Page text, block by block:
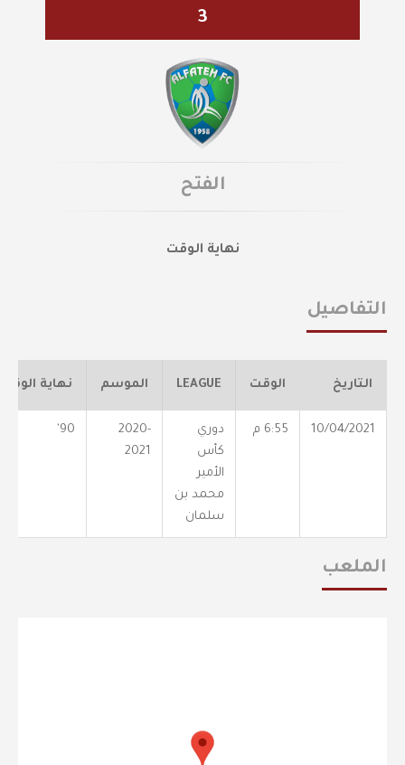
3
الفتح
نهاية الوقت
التفاصيل
التاريخ الوقت LEAGUE الموسم نهاية الوقت
10/04/2021 6:55 م
دوري
كأس
الأمير
محمد بن
سلمان
2020-
2021
90'
الملعب